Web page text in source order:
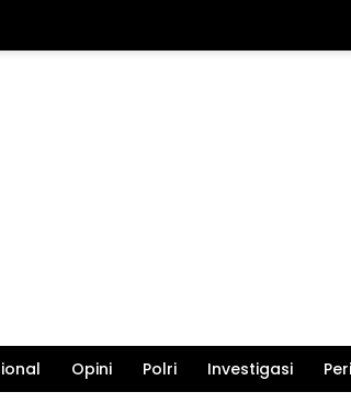
Opini Polri Investigasi